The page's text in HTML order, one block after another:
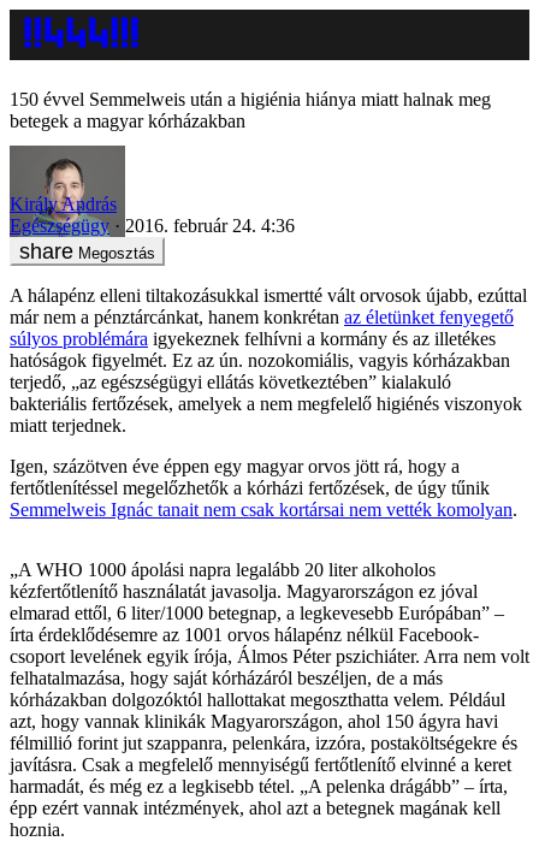
150 évvel Semmelweis után a higiénia hiánya miatt halnak meg
betegek a magyar kórházakban
Király András
Egészségügy
2016. február 24. 4:36
Megosztás
A hálapénz elleni tiltakozásukkal ismertté vált orvosok újabb, ezúttal
már nem a pénztárcánkat, hanem konkrétan az életünket fenyegető
súlyos problémára igyekeznek felhívni a kormány és az illetékes
hatóságok figyelmét. Ez az ún. nozokomiális, vagyis kórházakban
terjedő, „az egészségügyi ellátás következtében” kialakuló
bakteriális fertőzések, amelyek a nem megfelelő higiénés viszonyok
miatt terjednek.
Igen, százötven éve éppen egy magyar orvos jött rá, hogy a
fertőtlenítéssel megelőzhetők a kórházi fertőzések, de úgy tűnik
Semmelweis Ignác tanait nem csak kortársai nem vették komolyan.
„A WHO 1000 ápolási napra legalább 20 liter alkoholos
kézfertőtlenítő használatát javasolja. Magyarországon ez jóval
elmarad ettől, 6 liter/1000 betegnap, a legkevesebb Európában” –
írta érdeklődésemre az 1001 orvos hálapénz nélkül Facebook-
csoport levelének egyik írója, Álmos Péter pszichiáter. Arra nem volt
felhatalmazása, hogy saját kórházáról beszéljen, de a más
kórházakban dolgozóktól hallottakat megoszthatta velem. Például
azt, hogy vannak klinikák Magyarországon, ahol 150 ágyra havi
félmillió forint jut szappanra, pelenkára, izzóra, postaköltségekre és
javításra. Csak a megfelelő mennyiségű fertőtlenítő elvinné a keret
harmadát, és még ez a legkisebb tétel. „A pelenka drágább” – írta,
épp ezért vannak intézmények, ahol azt a betegnek magának kell
hoznia.